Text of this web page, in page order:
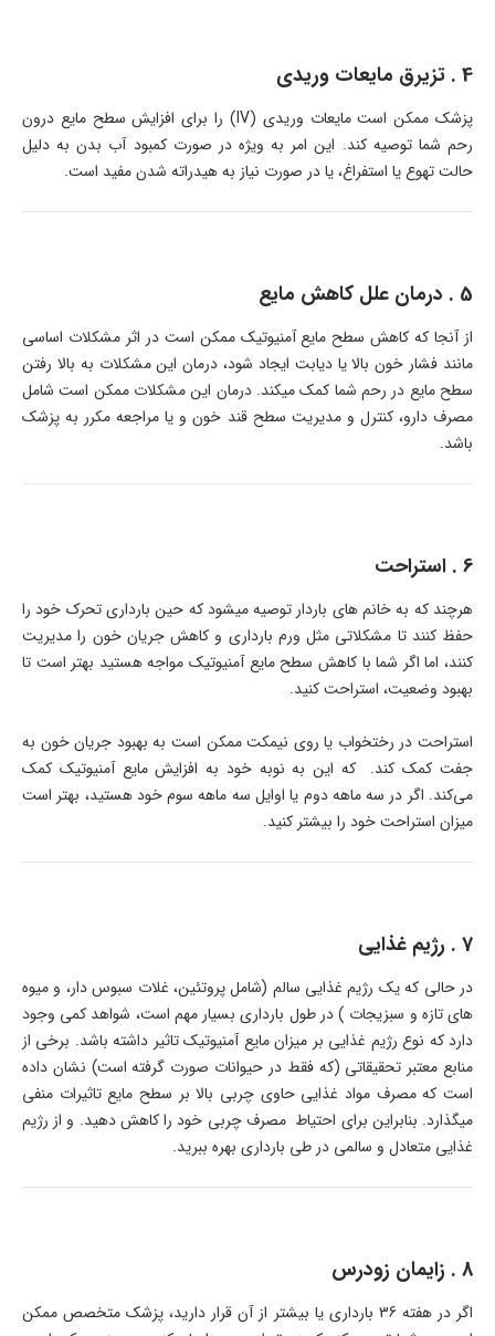
4 . تزیرق مایعات وریدی
پزشک ممکن است مایعات وریدی (IV) را برای افزایش سطح مایع درون
رحم شما توصیه کند. این امر به ویژه در صورت کمبود آب بدن به دلیل
حالت تهوع یا استفراغ، یا در صورت نیاز به هیدراته شدن مفید است.
5 . درمان علل کاهش مایع
از آنجا که کاهش سطح مایع آمنیوتیک ممکن است در اثر مشکلات اساسی
مانند فشار خون بالا یا دیابت ایجاد شود، درمان این مشکلات به بالا رفتن
سطح مایع در رحم شما کمک میکند. درمان این مشکلات ممکن است شامل
مصرف دارو، کنترل و مدیریت سطح قند خون و یا مراجعه مکرر به پزشک
باشد.
6 . استراحت
هرچند که به خانم های باردار توصیه میشود که حین بارداری تحرک خود را
حفظ کنند تا مشکلاتی مثل ورم بارداری و کاهش جریان خون را مدیریت
کنند، اما اگر شما با کاهش سطح مایع آمنیوتیک مواجه هستید بهتر است تا
بهبود وضعیت، استراحت کنید.
استراحت در رختخواب یا روی نیمکت ممکن است به بهبود جریان خون به
جفت کمک کند. که این به نوبه خود به افزایش مایع آمنیوتیک کمک
می‌کند. اگر در سه ماهه دوم یا اوایل سه ماهه سوم خود هستید، بهتر است
میزان استراحت خود را بیشتر کنید.
7 . رژیم غذایی
در حالی که یک رژیم غذایی سالم (شامل پروتئین، غلات سبوس دار، و میوه
های تازه و سبزیجات ) در طول بارداری بسیار مهم است، شواهد کمی وجود
دارد که نوع رژیم غذایی بر میزان مایع آمنیوتیک تاثیر داشته باشد. برخی از
منابع معتبر تحقیقاتی (که فقط در حیوانات صورت گرفته است) نشان داده
است که مصرف مواد غذایی حاوی چربی بالا بر سطح مایع تاثیرات منفی
میگذارد. بنابراین برای احتیاط مصرف چربی خود را کاهش دهید. و از رژیم
غذایی متعادل و سالمی در طی بارداری بهره ببرید.
8 . زایمان زودرس
اگر در هفته 36 بارداری یا بیشتر از آن قرار دارید، پزشک متخصص ممکن